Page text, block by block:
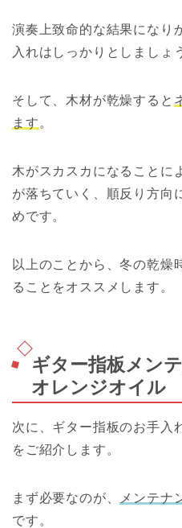
演奏上致命的な結果になり
入れはしっかりとしましょ
そして、木材が乾燥すると
ます 。
木がスカスカになることに
が落ちていく、順反り方向
めです。
以上のことから、冬の乾燥
ることをオススメします。
ギター指板メン
オレンジオイル
次に、ギター指板のお手入
をご紹介します。
まず必要なのが、
メンテナ
です。